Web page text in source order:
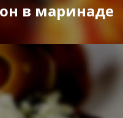
в маринаде